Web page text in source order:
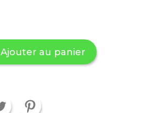
Ajouter au panier